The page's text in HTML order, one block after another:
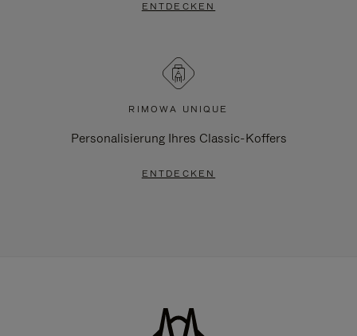
ENTDECKEN
RIMOWA UNIQUE
Personalisierung Ihres Classic-Koffers
ENTDECKEN